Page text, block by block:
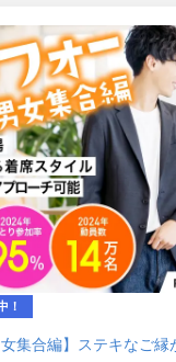
！
女集合編】ステキなご縁